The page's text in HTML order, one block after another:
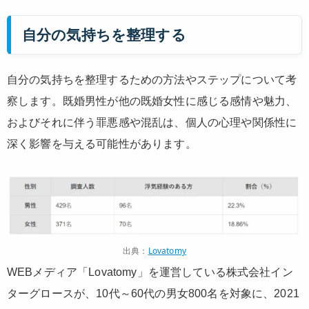
自分の気持ちを整理する
自分の気持ちを整理するための方法やステップについて考
察します。既婚男性が他の既婚女性に感じる感情や魅力、
およびそれに伴う罪悪感や混乱は、個人の心理や関係性に
深く影響を与える可能性があります。
出典： Lovatomy
WEBメディア「Lovatomy」を運営している株式会社イン
ターグロースが、10代～60代の男女800名を対象に、2021